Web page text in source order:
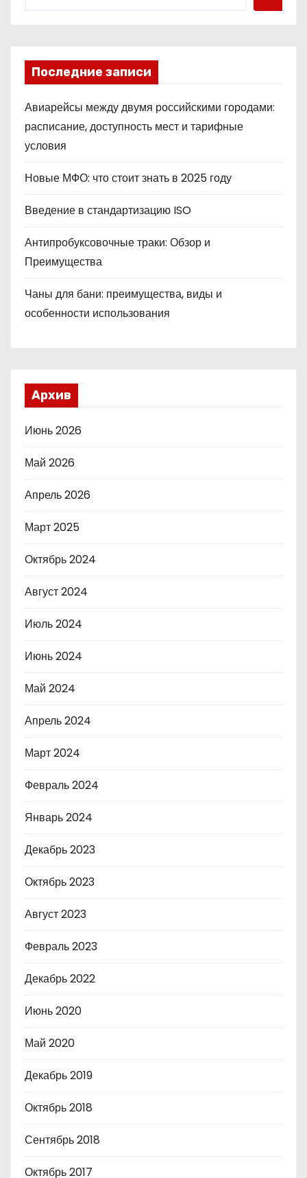
Последние записи
Авиарейсы между двумя российскими городами:
расписание, доступность мест и тарифные
условия
Новые МФО: что стоит знать в 2025 году
Введение в стандартизацию ISO
Антипробуксовочные траки: Обзор и
Преимущества
Чаны для бани: преимущества, виды и
особенности использования
Архив
Июнь 2026
Май 2026
Апрель 2026
Март 2025
Октябрь 2024
Август 2024
Июль 2024
Июнь 2024
Май 2024
Апрель 2024
Март 2024
Февраль 2024
Январь 2024
Декабрь 2023
Октябрь 2023
Август 2023
Февраль 2023
Декабрь 2022
Июнь 2020
Май 2020
Декабрь 2019
Октябрь 2018
Сентябрь 2018
Октябрь 2017